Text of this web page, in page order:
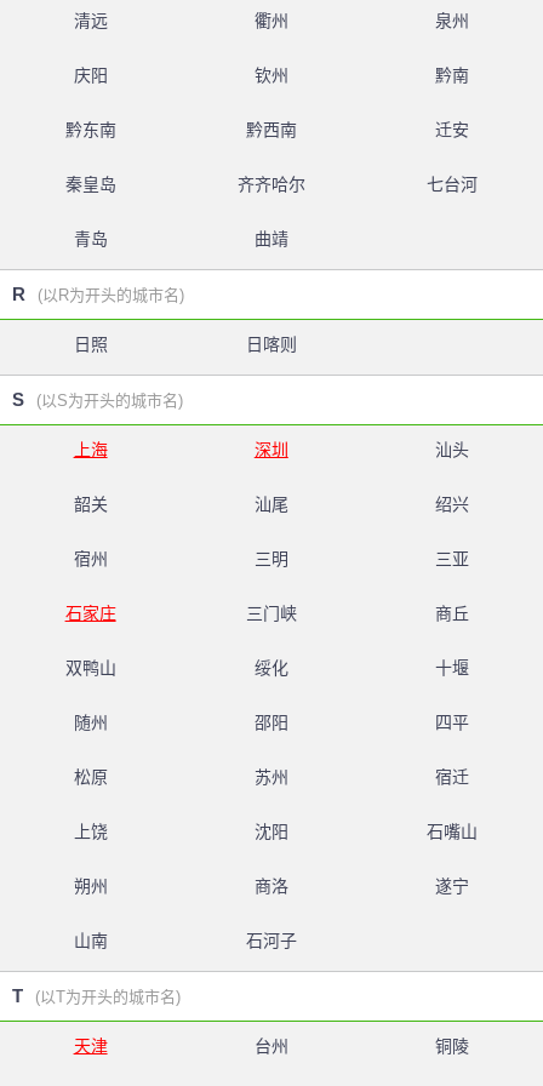
清远 衢州 泉州
庆阳 钦州 黔南
黔东南 黔西南 迁安
秦皇岛 齐齐哈尔 七台河
青岛 曲靖
R (以R为开头的城市名)
日照 日喀则
S (以S为开头的城市名)
上海 深圳 汕头
韶关 汕尾 绍兴
宿州 三明 三亚
石家庄 三门峡 商丘
双鸭山 绥化 十堰
随州 邵阳 四平
松原 苏州 宿迁
上饶 沈阳 石嘴山
朔州 商洛 遂宁
山南 石河子
T (以T为开头的城市名)
天津 台州 铜陵